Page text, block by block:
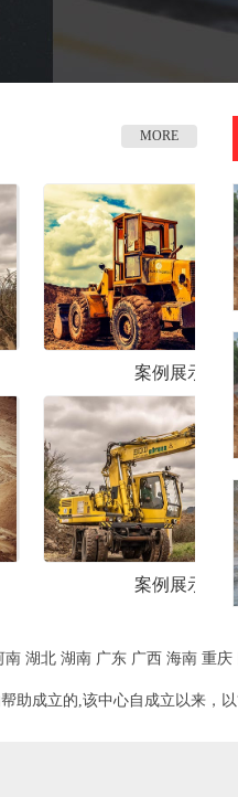
MORE
南 湖北 湖南 广东 广西 海南 重庆
成立的,该中心自成立以来，